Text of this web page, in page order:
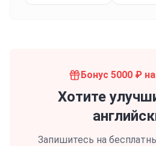
Бонус 5000 ₽
Хотите
Запишитесь на